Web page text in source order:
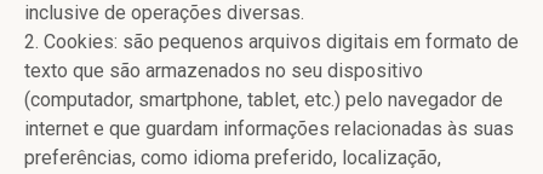
inclusive de operações diversas.
2. Cookies: são pequenos arquivos digitais em formato de
texto que são armazenados no seu dispositivo
(computador, smartphone, tablet, etc.) pelo navegador de
internet e que guardam informações relacionadas às suas
preferências, como idioma preferido, localização,